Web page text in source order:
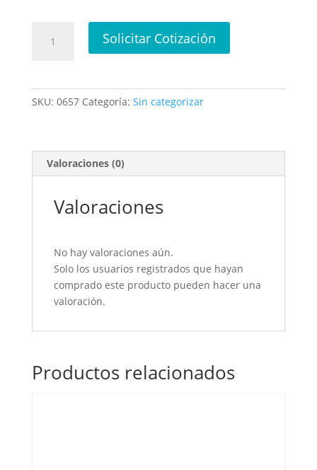
neutralizador
Solicitar Cotización
SKU: 0657 Categoría: Sin categorizar
Valoraciones (0)
Valoraciones
No hay valoraciones aún.
Solo los usuarios registrados que hayan
comprado este producto pueden hacer una
valoración.
Productos relacionados